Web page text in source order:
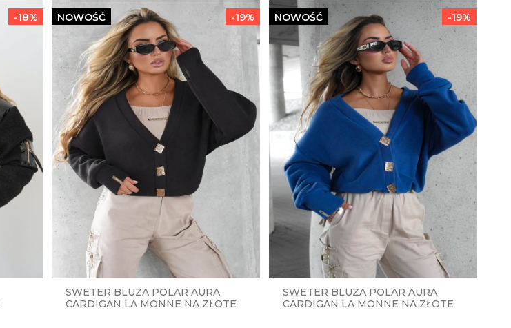
-18%
SWETER BLUZA POLAR AURA
CARDIGAN LA MONNE NA ZŁOTE
-19%
NOWOŚĆ
SWETER BLUZA POLAR AURA
CARDIGAN LA MONNE NA ZŁOTE
-19%
NOWOŚĆ